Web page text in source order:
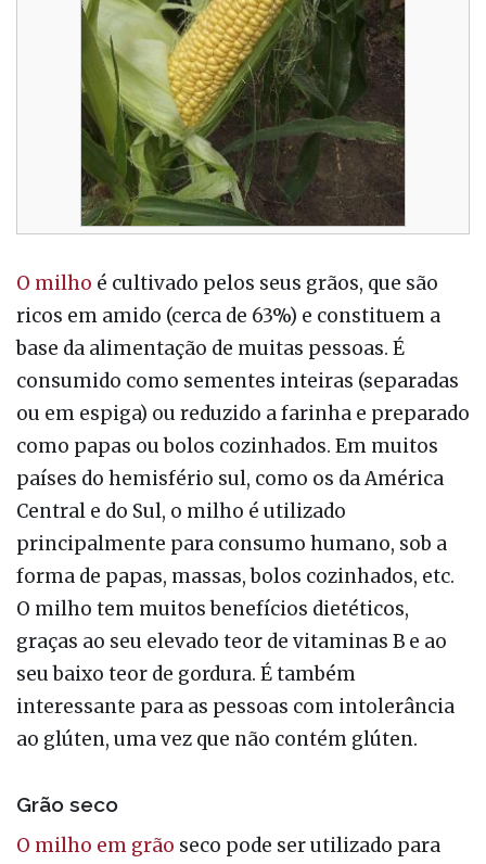
O milho é cultivado pelos seus grãos, que são
ricos em amido (cerca de 63%) e constituem a
base da alimentação de muitas pessoas. É
consumido como sementes inteiras (separadas
ou em espiga) ou reduzido a farinha e preparado
como papas ou bolos cozinhados. Em muitos
países do hemisfério sul, como os da América
Central e do Sul, o milho é utilizado
principalmente para consumo humano, sob a
forma de papas, massas, bolos cozinhados, etc.
O milho tem muitos benefícios dietéticos,
graças ao seu elevado teor de vitaminas B e ao
seu baixo teor de gordura. É também
interessante para as pessoas com intolerância
ao glúten, uma vez que não contém glúten.
Grão seco
O milho em grão seco pode ser utilizado para